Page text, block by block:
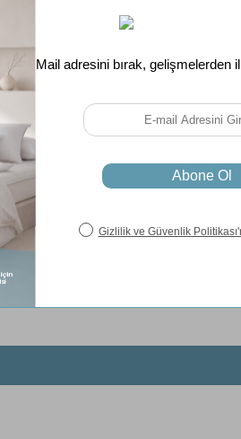
Garanti Süresi
Paylaş
Yorum Yaz
Soru Sor
kullanarak tarafımıza iletebilirsiniz.